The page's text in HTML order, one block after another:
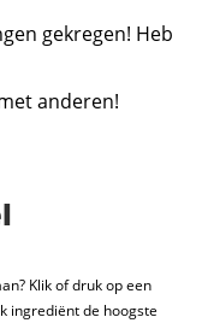
gekregen! Heb
anderen!
Klik of druk op een
ingrediënt de hoogste